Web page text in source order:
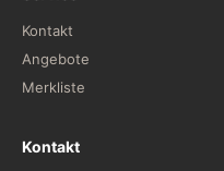
Kontakt
Angebote
Merkliste
Kontakt